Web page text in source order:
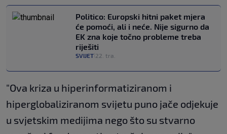
Politico: Europski hitni paket mjera
će pomoći, ali i neće. Nije sigurno da
EK zna koje točno probleme treba
riješiti
SVIJET 22. tra.
"Ova kriza u hiperinformatiziranom i
hiperglobaliziranom svijetu puno jače odjekuje
u svjetskim medijima nego što su stvarno